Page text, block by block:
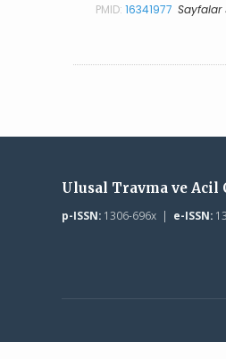
PMID:16341977
Ulusal Travma ve Acil
p-ISSN:1306-696x | e-ISSN: